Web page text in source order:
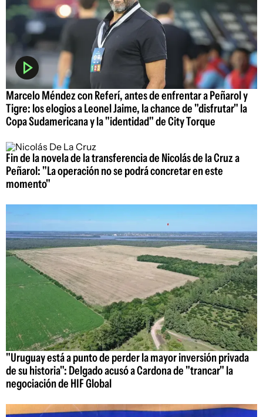
Marcelo Méndez con Referí, antes de enfrentar a Peñarol y
Tigre: los elogios a Leonel Jaime, la chance de "disfrutar" la
Copa Sudamericana y la "identidad" de City Torque
Fin de la novela de la transferencia de Nicolás de la Cruz a
Peñarol: "La operación no se podrá concretar en este
momento"
"Uruguay está a punto de perder la mayor inversión privada
de su historia": Delgado acusó a Cardona de "trancar" la
negociación de HIF Global